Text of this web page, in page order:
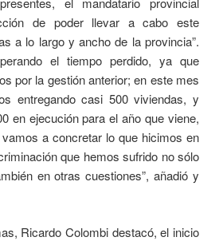
de poder llevar a cabo este
a lo largo y ancho de la provincia”.
el tiempo perdido, ya que
por la gestión anterior; en este mes
entregando casi 500 viviendas, y
en ejecución para el año que viene,
a concretar lo que hicimos en
que hemos sufrido no sólo
en otras cuestiones”, añadió y
Ricardo Colombi destacó, el inicio